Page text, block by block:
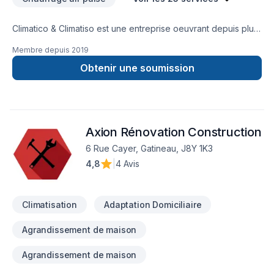
Climatico & Climatiso est une entreprise oeuvrant depuis plus
spécialistes pour : - traitement des
moisissures(décontamination) - travaux d’isolation des
greniers - extraction de
(thermopompe, fournaise électrique, etc) Plusieurs modes
de paiement offert. Service de financement aussi disponible.
Membre depuis 2019
Obtenir une soumission
Axion Rénovation Construction
6 Rue Cayer, Gatineau, J8Y 1K3
4,8
4 Avis
Climatisation Adaptation Domiciliaire
Agrandissement de maison
Agrandissement de maison